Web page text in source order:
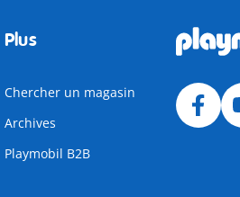
Plus
Chercher un magasin
Archives
Playmobil B2B